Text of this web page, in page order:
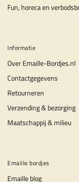
Fun, horeca en
Informatie
Over Emaille-Bordjes.nl
Contactgegevens
Retourneren
Verzending & bezorging
Maatschappij & milieu
Emaille bordjes
Emaille blog